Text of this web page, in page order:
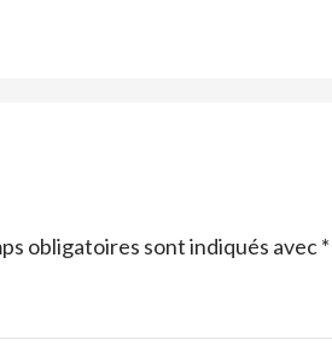
obligatoires sont indiqués avec*